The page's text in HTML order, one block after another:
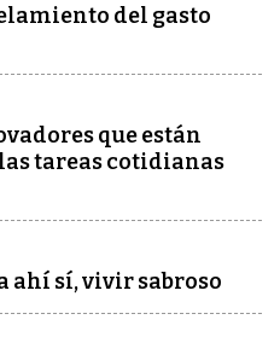
del gasto
que están
tareas cotidianas
ahí sí, vivir sabroso